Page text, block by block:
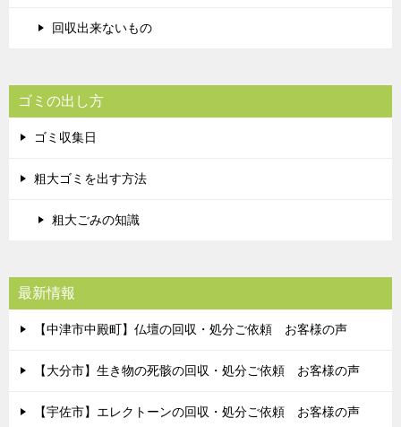
回収出来ないもの
ゴミの出し方
ゴミ収集日
粗大ゴミを出す方法
粗大ごみの知識
最新情報
【中津市中殿町】仏壇の回収・処分ご依頼 お客様の声
【大分市】生き物の死骸の回収・処分ご依頼 お客様の声
【宇佐市】エレクトーンの回収・処分ご依頼 お客様の声